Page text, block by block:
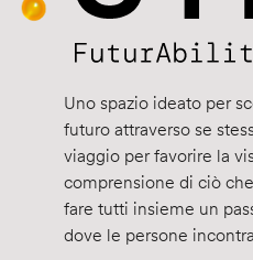
Uno spazio ideato per
futuro attraverso se
viaggio per favorire la
comprensione di ciò
fare tutti insieme un
dove le persone